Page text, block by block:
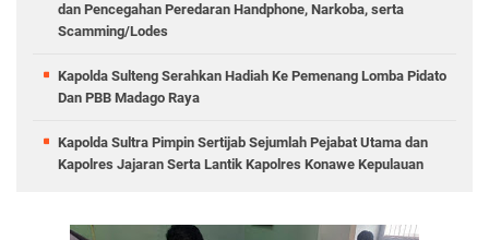
dan Pencegahan Peredaran Handphone, Narkoba, serta
Scamming/Lodes
Kapolda Sulteng Serahkan Hadiah Ke Pemenang Lomba Pidato
Dan PBB Madago Raya
Kapolda Sultra Pimpin Sertijab Sejumlah Pejabat Utama dan
Kapolres Jajaran Serta Lantik Kapolres Konawe Kepulauan